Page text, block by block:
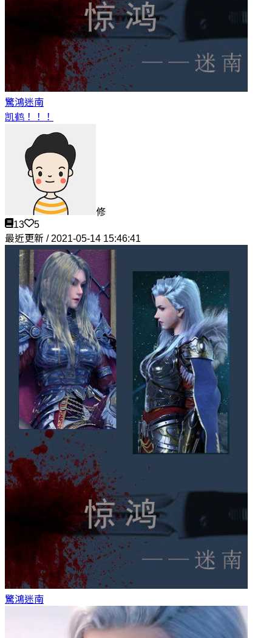
驚鴻迷南
凯鹤！！！
修
13
5
最近更新 / 2021-05-14 15:46:41
驚鴻迷南